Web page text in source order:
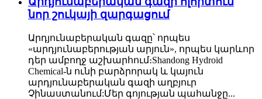
նոր շուկայի զարգացում
Արդյունաբերական գազը՝ որպես
«արդյունաբերության արյուն», որպես կարևոր
դեր ամբողջ աշխարհում։Shandong Hydroid
Chemical-ն ունի բարձրորակ և կայուն
արդյունաբերական գազի աղբյուր
Չինաստանում:Մեր գոյության պահանջը...